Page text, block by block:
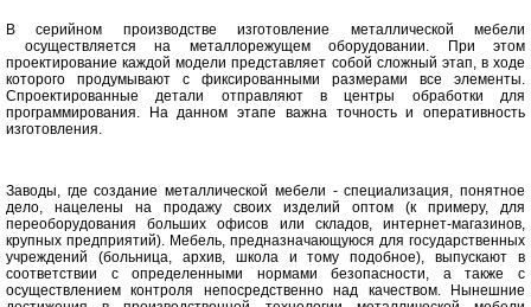
В серийном производстве изготовление металлической мебели
осуществляется на металлорежущем оборудовании. При этом
проектирование каждой модели представляет собой сложный этап, в ходе
которого продумывают с фиксированными размерами все элементы.
Спроектированные детали отправляют в центры обработки для
программирования. На данном этапе важна точность и оперативность
изготовления.
Заводы, где создание металлической мебели - специализация, понятное
дело, нацелены на продажу своих изделий оптом (к примеру, для
переоборудования больших офисов или складов, интернет-магазинов,
крупных предприятий). Мебель, предназначающуюся для государственных
учреждений (больница, архив, школа и тому подобное), выпускают в
соответствии с определенными нормами безопасности, а также с
осуществлением контроля непосредственно над качеством. Нынешние